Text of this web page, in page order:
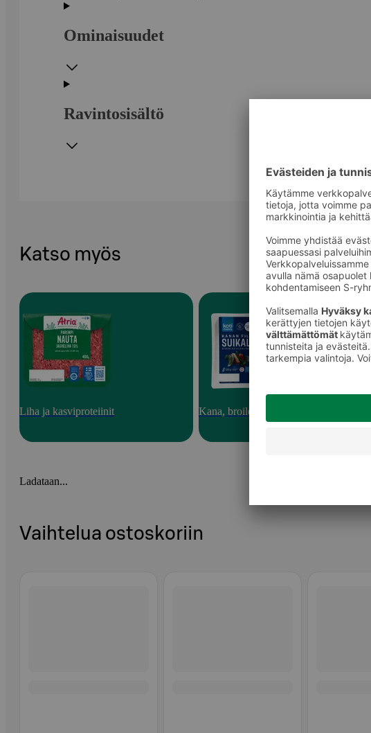
Ominaisuudet
Ravintosisältö
Katso myös
Liha ja kasviproteiinit Kana, broileri ja kalkkuna
Ladataan...
Vaihtelua ostoskoriin